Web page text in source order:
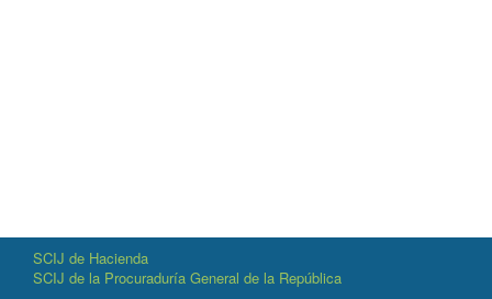
SCIJ de Hacienda
SCIJ de la Procuraduría General de la República